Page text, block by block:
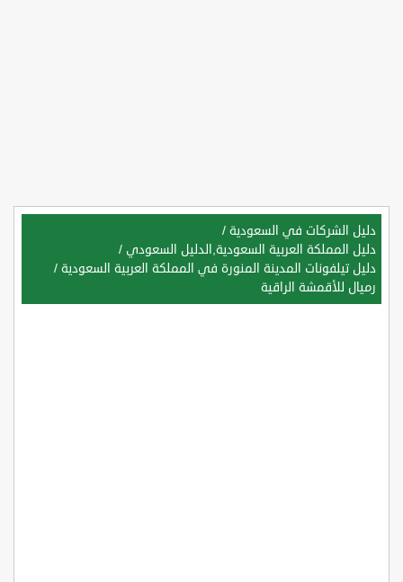
دليل الشركات في السعودية /
دليل المملكة العربية السعودية,الدليل السعودي /
دليل تيلفونات المدينة المنورة في المملكة العربية السعودية /
رميال للأقمشة الراقية